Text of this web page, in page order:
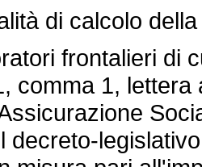
di calcolo
frontalieri di
comma 1,
decreto-